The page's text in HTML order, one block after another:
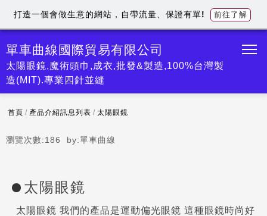
單車曲線國際貿易有限公司
太陽眼鏡,魔術頭巾,成衣,批發&製造,100%台灣製
造(MIT).專業四針並縫
首頁 / 產品介紹訊息列表 / 太陽眼鏡
瀏覽次數:186 by:單車曲線
太陽眼鏡
太陽眼鏡 我們的產品是運動偏光眼鏡 這種眼鏡時尚好
打造一個會做生意的網站，自帶流量、保證有單! 前往了解